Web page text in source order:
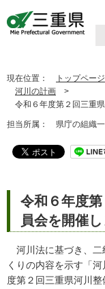
現在位置： トップページ
河川の計画 >
令和６年度第２回三重
担当所属： 県庁の組織
令和６年度
員会を開催
河川法に基づき、二
くりの内容を示す「
度第２回三重県河川